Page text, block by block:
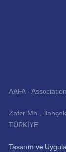
AAFA -
Zafer Mh.,
TÜRKİYE
Tasarım ve